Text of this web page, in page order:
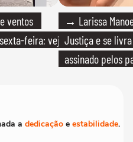
ventos
feira; veja
→ Larissa
Justiça e se
assinado pelos
a dedicação e estabilidade.